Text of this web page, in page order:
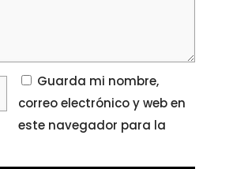
Guarda mi nombre,
correo electrónico y web en
este navegador para la